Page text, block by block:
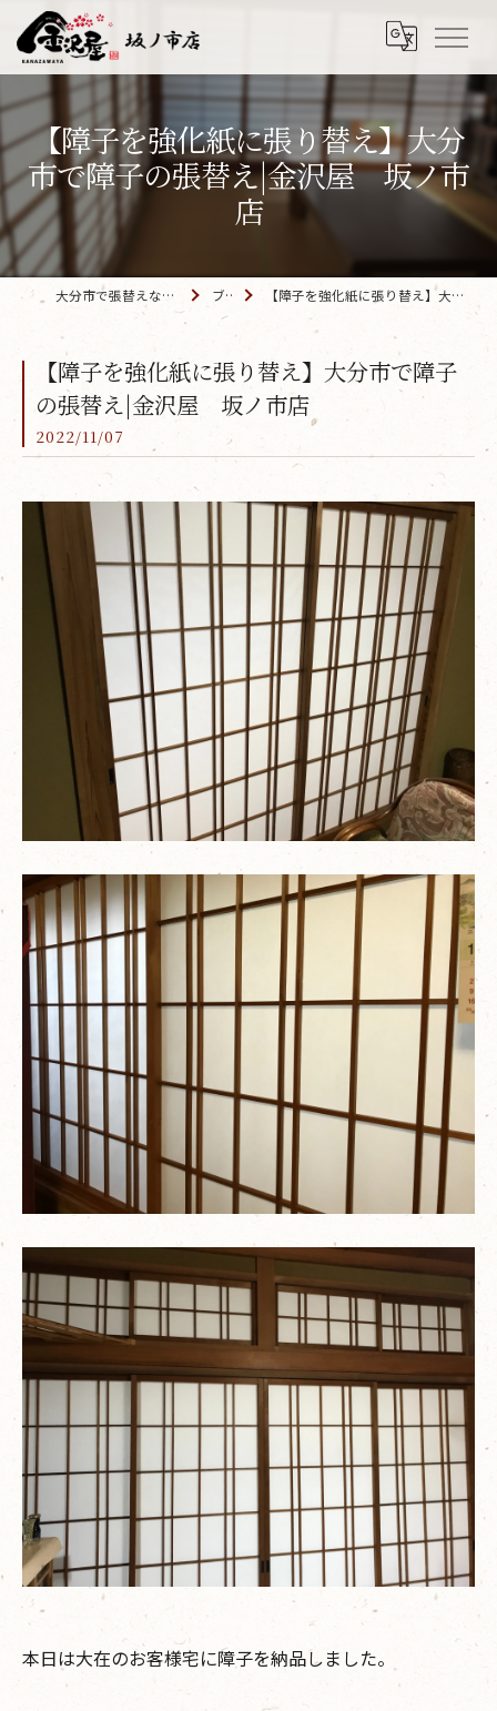
【障子を強化紙に張り替え】大分
市で障子の張替え|金沢屋 坂ノ市
店
大分市で張替えなら「金沢屋 坂ノ市店」 ブログ 【障子を強化紙に張り替え】大分市で障子の張替え|金沢屋 坂ノ市店
【障子を強化紙に張り替え】大分市で障子
の張替え|金沢屋 坂ノ市店
2022/11/07
本日は大在のお客様宅に障子を納品しました。